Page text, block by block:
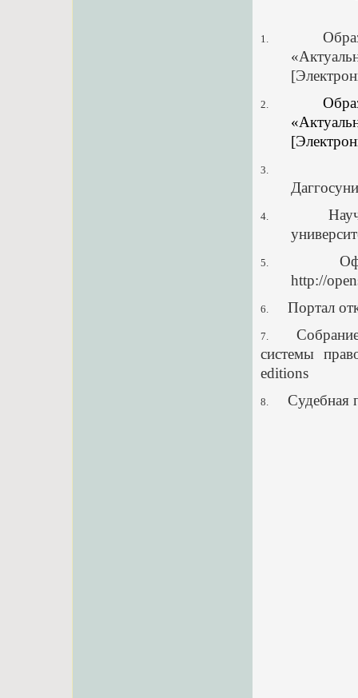
1.
2.
3.
4.
5.
http://
6. Портал
7.
системы
editions
8. Судебная